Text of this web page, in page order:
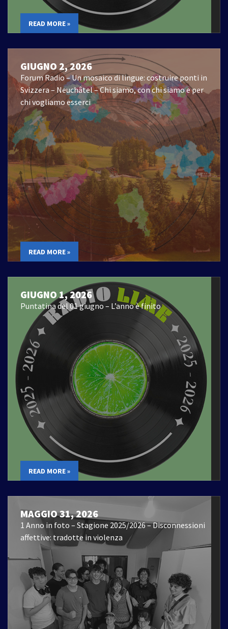
READ MORE »
GIUGNO 2, 2026
Forum Radio – Un mosaico di lingue: costruire ponti in
Svizzera – Neuchâtel – Chi siamo, con chi siamo e per
chi vogliamo esserci
READ MORE »
GIUGNO 1, 2026
Puntatina del 01 giugno – L’anno è finito
READ MORE »
MAGGIO 31, 2026
1 Anno in foto – Stagione 2025/2026 – Disconnessioni
affettive: tradotte in violenza